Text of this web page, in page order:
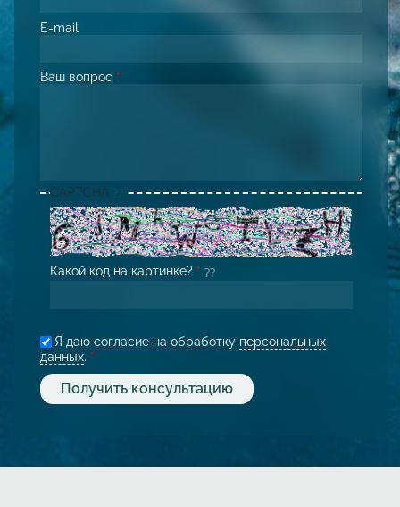
E-mail
Ваш вопрос *
CAPTCHA
Какой код на картинке? *
Я даю согласие на обработку персональных
данных. *